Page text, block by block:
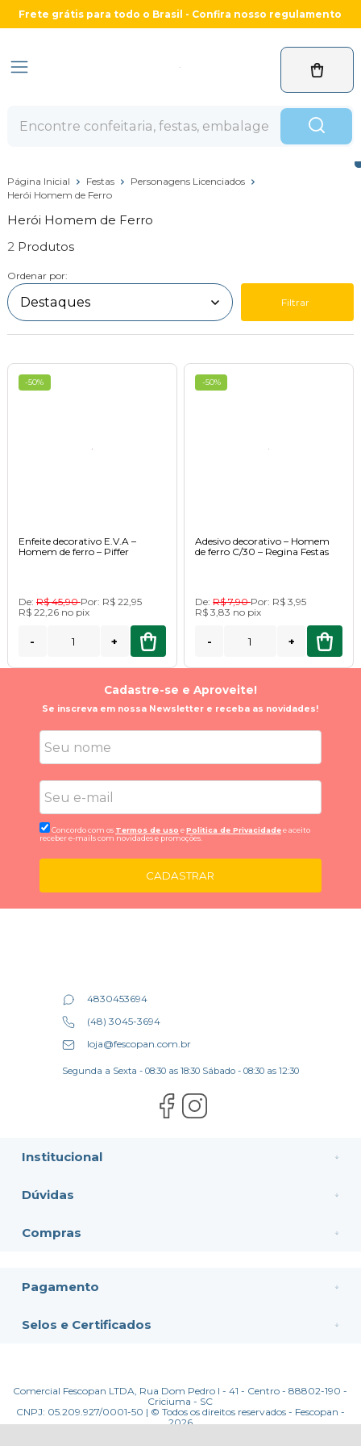
Frete grátis para todo o Brasil - Confira nosso regulamento
Página Inicial Festas
Personagens Licenciados
Herói Homem de Ferro
Herói Homem de Ferro
2
Ordenar por:
Filtrar
-50%
Enfeite decorativo E.V.A –
Homem de ferro – Piffer
De: R$ 45,90Por: R$ 22,95
R$ 22,26 no pix
- +
-50%
Adesivo decorativo – Homem
de ferro C/30 – Regina Festas
De: R$ 7,90Por: R$ 3,95
R$ 3,83 no pix
- +
Cadastre-se e Aproveite!
Se inscreva em nossa Newsletter e receba as novidades!
Concordo com os Termos de uso ePolitica de Privacidadee aceito
receber e-mails com novidades e promoções.
CADASTRAR
Institucional
Dúvidas
Compras
4830453694
(48) 3045-3694
loja@fescopan.com.br
Segunda a Sexta - 08:30 as 18:30 Sábado - 08:30 as 12:30
Pagamento
Selos e Certificados
Comercial Fescopan LTDA, Rua Dom Pedro I - 41 - Centro - 88802-190 -
Criciuma - SC
CNPJ: 05.209.927/0001-50 | © Todos os direitos reservados - Fescopan -
2026